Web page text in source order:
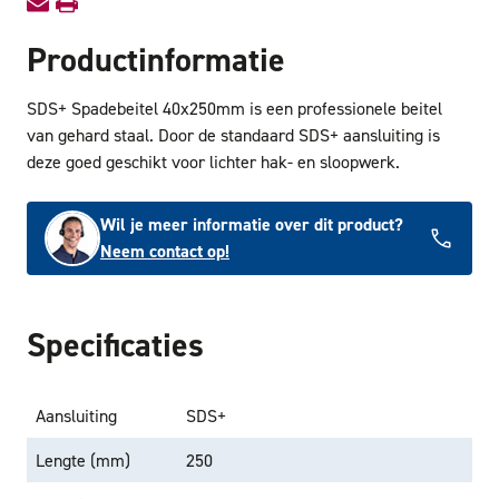
Productinformatie
SDS+ Spadebeitel 40x250mm is een professionele beitel
van gehard staal. Door de standaard SDS+ aansluiting is
deze goed geschikt voor lichter hak- en sloopwerk.
Wil je meer informatie over dit product?
Neem contact op!
Specificaties
Aansluiting
SDS+
Lengte (mm)
250